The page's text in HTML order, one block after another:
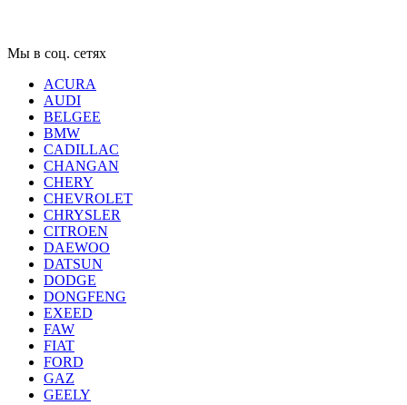
Мы в соц. сетях
ACURA
AUDI
BELGEE
BMW
CADILLAC
CHANGAN
CHERY
CHEVROLET
CHRYSLER
CITROEN
DAEWOO
DATSUN
DODGE
DONGFENG
EXEED
FAW
FIAT
FORD
GAZ
GEELY